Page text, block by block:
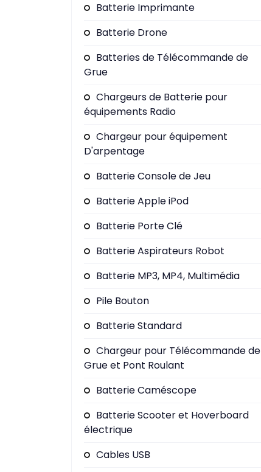
Batterie Imprimante
Batterie Drone
Batteries de Télécommande de
Grue
Chargeurs de Batterie pour
équipements Radio
Chargeur pour équipement
D'arpentage
Batterie Console de Jeu
Batterie Apple iPod
Batterie Porte Clé
Batterie Aspirateurs Robot
Batterie MP3, MP4, Multimédia
Pile Bouton
Batterie Standard
Chargeur pour Télécommande de
Grue et Pont Roulant
Batterie Caméscope
Batterie Scooter et Hoverboard
électrique
Cables USB